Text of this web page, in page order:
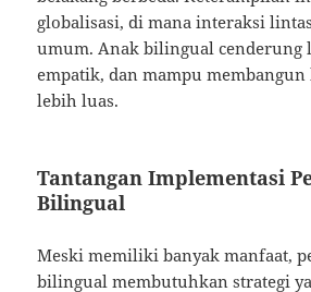
globalisasi, di mana interaksi
umum. Anak bilingual cenderung
empatik, dan mampu
lebih luas.
Tantangan Implementasi
Bilingual
Meski memiliki banyak manfaat,
bilingual membutuhkan strategi